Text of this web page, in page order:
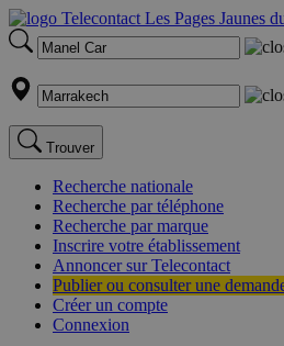
Trouver
Recherche nationale
Recherche par téléphone
Recherche par marque
Inscrire votre établissement
Annoncer sur Telecontact
Publier ou consulter une
Créer un compte
Connexion